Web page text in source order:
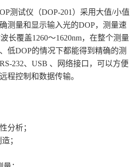
测试仪（DOP-201）采用大值/小值
测量和显示输入光的DOP，测量速
长覆盖1260～1620nm，在整个测量
低DOP的情况下都能得到精确的测
232、USB 、网络接口，可以方便
程控制和数据传输。
分析；
；